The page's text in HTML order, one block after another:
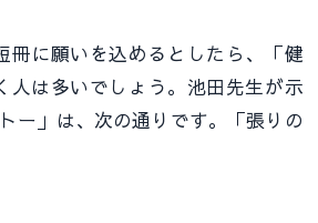
に願いを込めるとしたら、「健
人は多いでしょう。池田先生が示
ー」は、次の通りです。「張りの